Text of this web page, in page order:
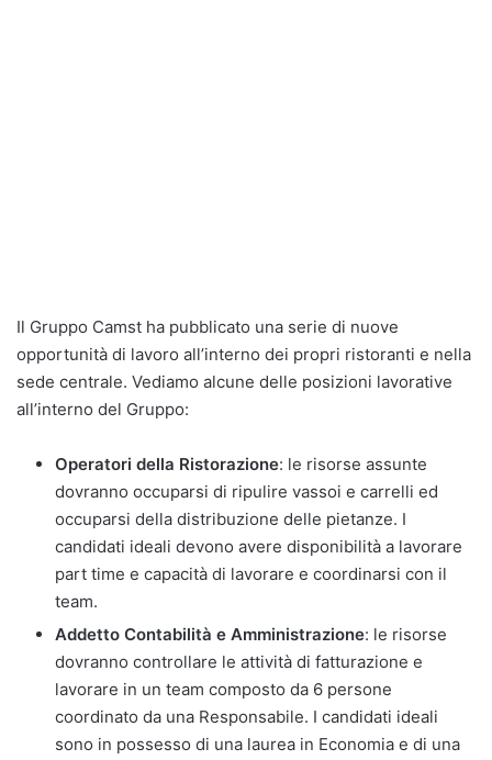
Il Gruppo Camst ha pubblicato una serie di nuove
opportunità di lavoro all’interno dei propri ristoranti e nella
sede centrale. Vediamo alcune delle posizioni lavorative
all’interno del Gruppo:
Operatori della Ristorazione: le risorse assunte
dovranno occuparsi di ripulire vassoi e carrelli ed
occuparsi della distribuzione delle pietanze. I
candidati ideali devono avere disponibilità a lavorare
part time e capacità di lavorare e coordinarsi con il
team.
Addetto Contabilità e Amministrazione: le risorse
dovranno controllare le attività di fatturazione e
lavorare in un team composto da 6 persone
coordinato da una Responsabile. I candidati ideali
sono in possesso di una laurea in Economia e di una